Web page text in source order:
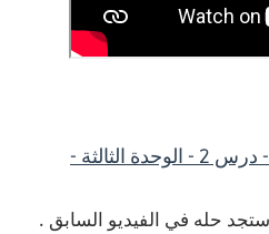
امتحان درس قياس الكتلة - درس 2 - الوحدة الثالثة -
حله في الفيديو السابق .